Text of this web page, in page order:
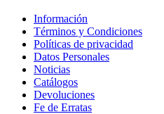
Información
Términos y Condiciones
Políticas de privacidad
Datos Personales
Noticias
Catálogos
Devoluciones
Fe de Erratas